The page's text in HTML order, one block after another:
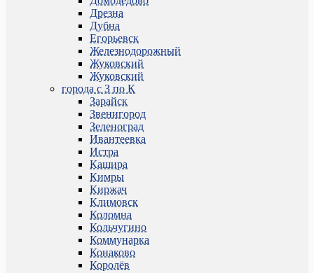
Дрезна
Дубна
Егорьевск
Железнодорожный
Жуковский
Жуковский
города с З по К
Зарайск
Звенигород
Зеленоград
Ивантеевка
Истра
Кашира
Кимры
Киржач
Климовск
Коломна
Кольчугино
Коммунарка
Конаково
Королёв